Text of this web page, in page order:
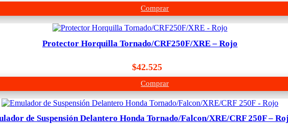
Comprar
Protector Horquilla Tornado/CRF250F/XRE – Rojo
$42.525
Comprar
de Suspensión Delantero Honda Tornado/Falcon/XRE/CRF 250F –